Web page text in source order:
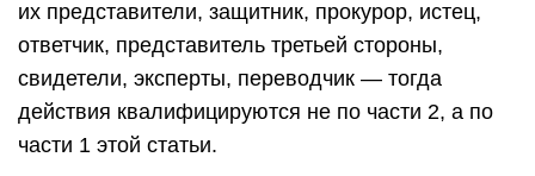
их представители, защитник, прокурор, истец,
ответчик, представитель третьей стороны,
свидетели, эксперты, переводчик — тогда
действия квалифицируются не по части 2, а по
части 1 этой статьи.